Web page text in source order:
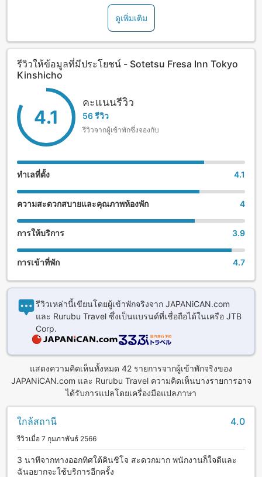
Akihabara, Asakusa, and more.
ดูเพิ่มเติม
รีวิวให้ข้อมูลที่มีประโยชน์ - Sotetsu Fresa Inn Tokyo
Kinshicho
4.1
คะแนนรีวิว
56 รีวิว
รีวิวจากผู้เข้าพักซึ่งจองกับ
ทำเลที่ตั้ง 4.1
ความสะดวกสบายและคุณภาพห้องพัก 4
การให้บริการ 3.9
การเข้าที่พัก 4.7
รีวิวเหล่านี้เขียนโดยผู้เข้าพักจริงจาก JAPANiCAN.com
และ Rurubu Travel ซึ่งเป็นแบรนด์ที่เชื่อถือได้ในเครือ JTB
Corp.
แสดงความคิดเห็นทั้งหมด 42 รายการจากผู้เข้าพักจริงของ
JAPANiCAN.com และ Rurubu Travel ความคิดเห็นบางรายการอาจ
ได้รับการแปลโดยเครื่องมือแปลภาษา
ใกล้สถานี 4.0
รีวิวเมื่อ 7 กุมภาพันธ์ 2566
3 นาทีจากทางออกทิศใต้คินชิโจ สะดวกมาก พนักงานก็ใจดีและ
ฉันอยากจะใช้บริการอีกครั้ง